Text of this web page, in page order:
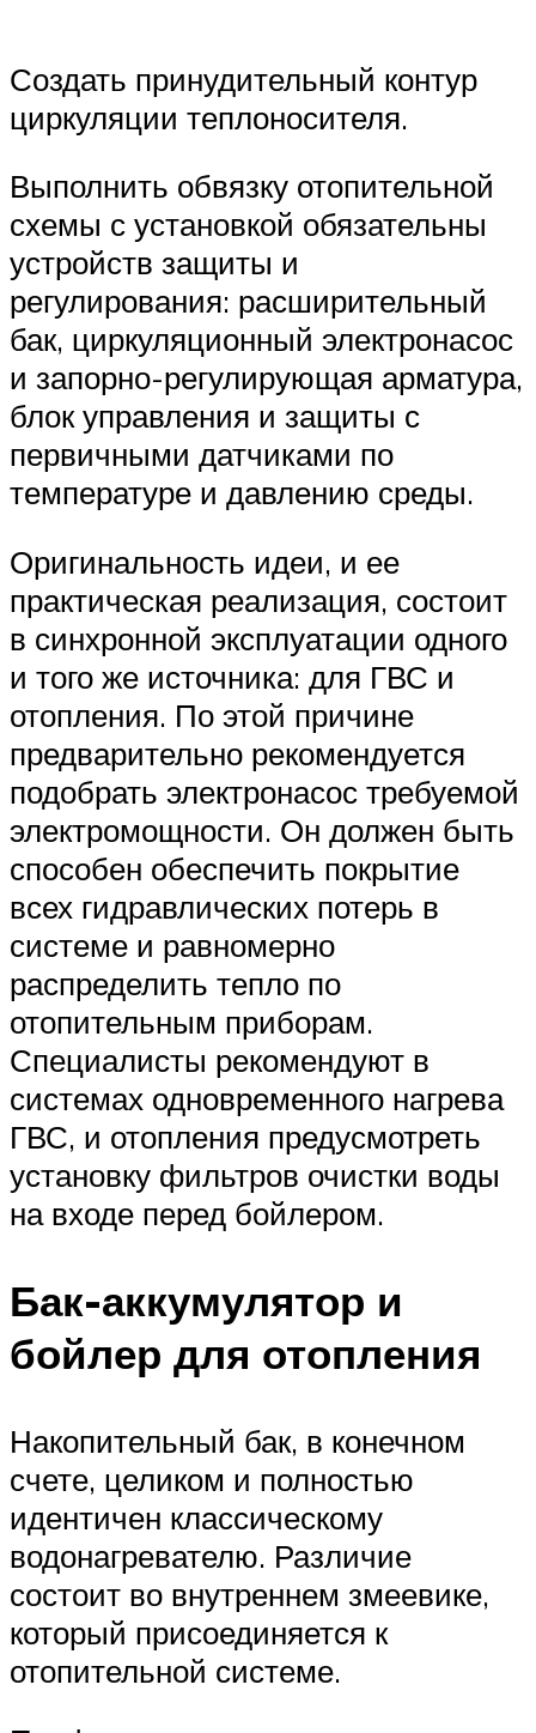
Создать принудительный контур
циркуляции теплоносителя.
Выполнить обвязку отопительной
схемы с установкой обязательны
устройств защиты и
регулирования: расширительный
бак, циркуляционный электронасос
и запорно-регулирующая арматура,
блок управления и защиты с
первичными датчиками по
температуре и давлению среды.
Оригинальность идеи, и ее
практическая реализация, состоит
в синхронной эксплуатации одного
и того же источника: для ГВС и
отопления. По этой причине
предварительно рекомендуется
подобрать электронасос требуемой
электромощности. Он должен быть
способен обеспечить покрытие
всех гидравлических потерь в
системе и равномерно
распределить тепло по
отопительным приборам.
Специалисты рекомендуют в
системах одновременного нагрева
ГВС, и отопления предусмотреть
установку фильтров очистки воды
на входе перед бойлером.
Бак-аккумулятор и
бойлер для отопления
Накопительный бак, в конечном
счете, целиком и полностью
идентичен классическому
водонагревателю. Различие
состоит во внутреннем змеевике,
который присоединяется к
отопительной системе.